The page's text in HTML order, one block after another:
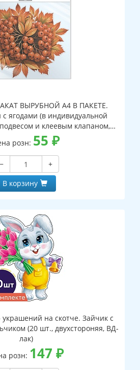
ВЫРУБНОЙ А4 В ПАКЕТЕ.
с ягодами (в индивидуальной
и клеевым клапаном,
ВД-лак)
розн: 55 ₽
−
+
В корзину
на скотче. Зайчик с
(20 шт., двухстороняя, ВД-
лак)
розн: 147 ₽